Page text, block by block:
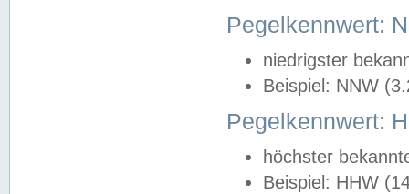
Pegelkennwert:
niedrigster
Beispiel: NNW
Pegelkennwert:
höchster
Beispiel: HHW